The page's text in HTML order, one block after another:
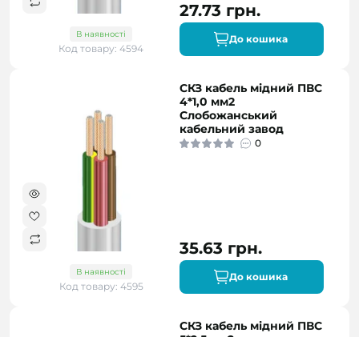
В наявності
Код товару: 4594
27.73 грн.
До кошика
В наявності
Код товару: 4595
СКЗ кабель мідний ПВС
4*1,0 мм2
Слобожанський
кабельний завод
0
35.63 грн.
До кошика
СКЗ кабель мідний ПВС